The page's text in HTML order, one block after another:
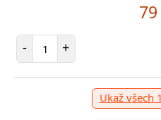
- Počet položek
+
Ukaž všech